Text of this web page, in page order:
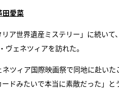
田愛菜
ア世界遺産ミステリー」に続い
ヴェネツィアを訪れた。
ツィア国際映画祭で同地に赴い
ドみたいで本当に素敵だった」と